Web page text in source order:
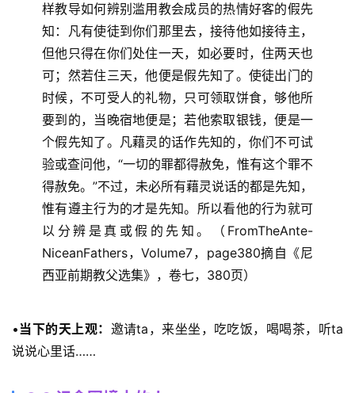
美
敬
拜
样教导如何辨别滥用教会成员的热情好客的假先
知：凡有使徒到你们那里去，接待他如接待主，
但他只得在你们处住一天，如必要时，住两天也
可；然若住三天，他便是假先知了。使徒出门的
时候，不可受人的礼物，只可领取饼食，够他所
要到的，当晚宿地便是；若他索取银钱，便是一
个假先知了。凡藉灵的话作先知的，你们不可试
验或查问他，“一切的罪都得赦免，惟有这个罪不
得赦免。”不过，未必所有藉灵说话的都是先知，
惟有遵主行为的才是先知。所以看他的行为就可
以分辨是真或假的先知。（FromTheAnte-
NiceanFathers，Volume7，page380摘自《尼
西亚前期教父选集》，卷七，380页）
•当下的天上观： 邀请ta，来坐坐，吃吃饭，喝喝茶，听ta
说说心里话……